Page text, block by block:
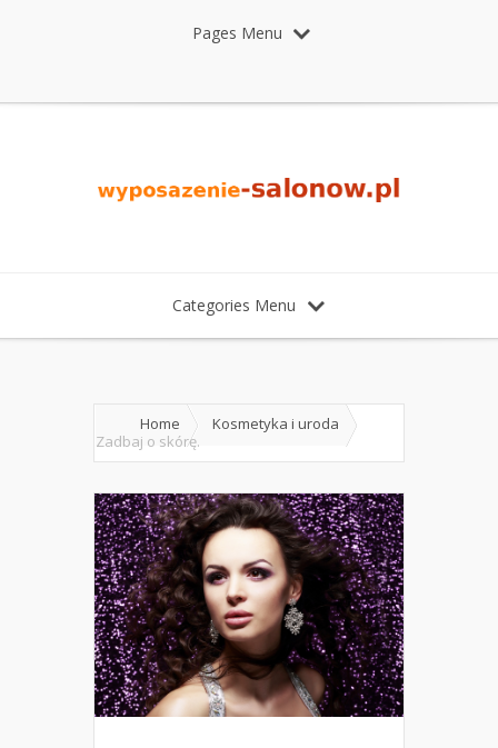
Pages Menu
Categories Menu
Home
Kosmetyka i uroda
Zadbaj o skórę.